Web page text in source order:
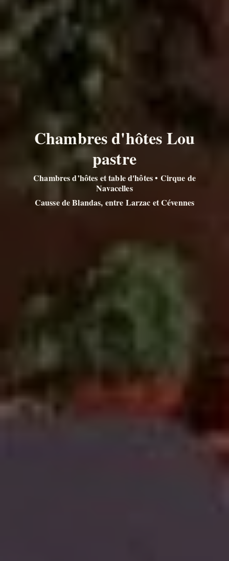
Chambres d'hôtes Lou
pastre
Chambres d’hôtes et table d'hôtes • Cirque de
Navacelles
Causse de Blandas, entre Larzac et Cévennes